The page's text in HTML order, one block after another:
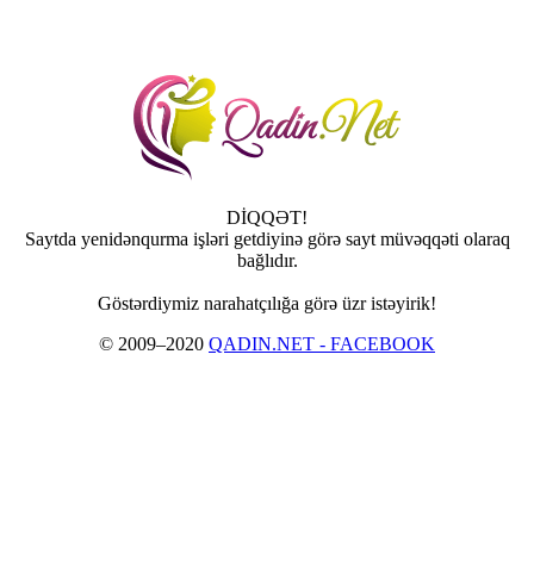
DİQQƏT!
Saytda yenidənqurma işləri getdiyinə görə sayt müvəqqəti olaraq
bağlıdır.
Göstərdiymiz narahatçılığa görə üzr istəyirik!
© 2009–2020 QADIN.NET - FACEBOOK